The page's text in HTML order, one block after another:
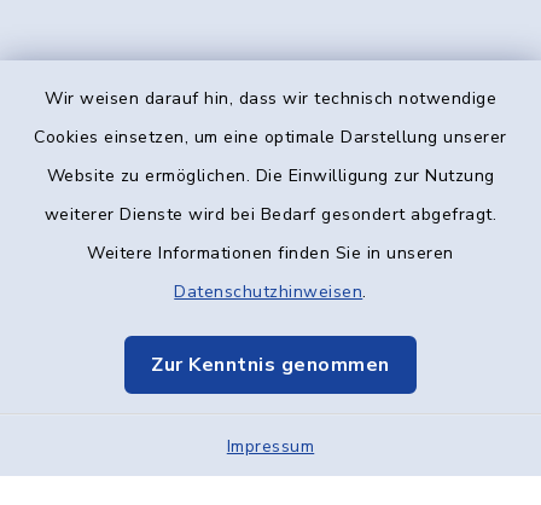
Wir weisen darauf hin, dass wir technisch notwendige
Cookies einsetzen, um eine optimale Darstellung unserer
Website zu ermöglichen. Die Einwilligung zur Nutzung
weiterer Dienste wird bei Bedarf gesondert abgefragt.
Weitere Informationen finden Sie in unseren
Datenschutzhinweisen.
Zur Kenntnis genommen
Impressum
Kontakt
Datenschutz
Elektronische Kommunikation
Sitemap